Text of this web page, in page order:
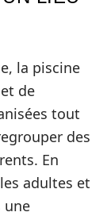
la piscine
de
tout
des
En
adultes et
une